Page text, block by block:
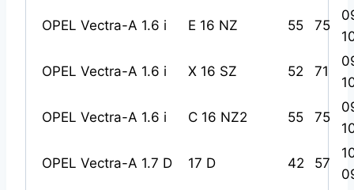
OPEL Vectra-A 1.6 i E 16 NZ 55 75
OPEL Vectra-A 1.6 i X 16 SZ 52 71
OPEL Vectra-A 1.6 i C 16 NZ2 55 75
OPEL Vectra-A 1.7 D 17 D 42 57